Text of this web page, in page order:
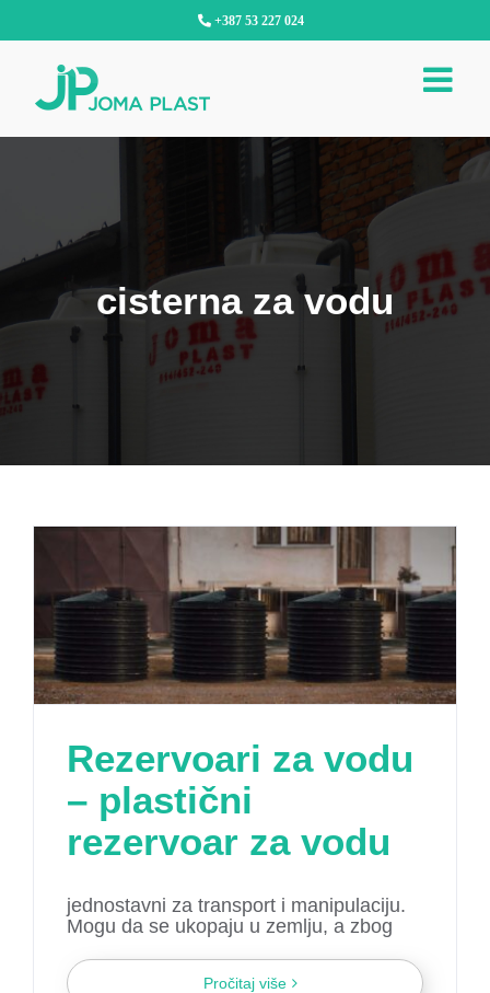
+387 53 227 024
cisterna za vodu
Rezervoari za vodu
– plastični
rezervoar za vodu
jednostavni za transport i manipulaciju.
Mogu da se ukopaju u zemlju, a zbog
Pročitaj više